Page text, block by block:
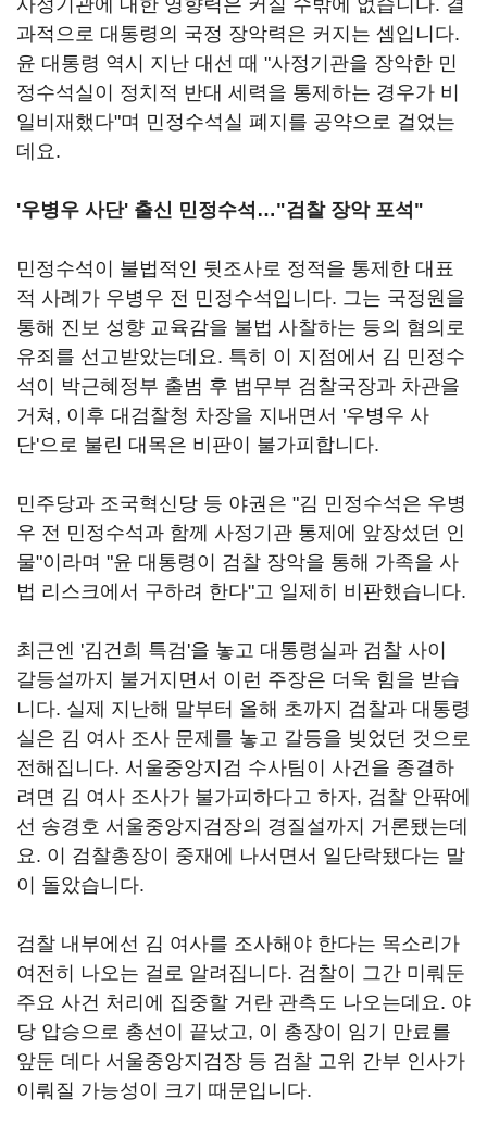
사정기관에 대한 영향력은 커질 수밖에 없습니다. 결
과적으로 대통령의 국정 장악력은 커지는 셈입니다.
윤 대통령 역시 지난 대선 때 "사정기관을 장악한 민
정수석실이 정치적 반대 세력을 통제하는 경우가 비
일비재했다"며 민정수석실 폐지를 공약으로 걸었는
데요.
'우병우 사단' 출신 민정수석…"검찰 장악 포석"
민정수석이 불법적인 뒷조사로 정적을 통제한 대표
적 사례가 우병우 전 민정수석입니다. 그는 국정원을
통해 진보 성향 교육감을 불법 사찰하는 등의 혐의로
유죄를 선고받았는데요. 특히 이 지점에서 김 민정수
석이 박근혜정부 출범 후 법무부 검찰국장과 차관을
거쳐, 이후 대검찰청 차장을 지내면서 '우병우 사
단'으로 불린 대목은 비판이 불가피합니다.
민주당과 조국혁신당 등 야권은 "김 민정수석은 우병
우 전 민정수석과 함께 사정기관 통제에 앞장섰던 인
물"이라며 "윤 대통령이 검찰 장악을 통해 가족을 사
법 리스크에서 구하려 한다"고 일제히 비판했습니다.
최근엔 '김건희 특검'을 놓고 대통령실과 검찰 사이
갈등설까지 불거지면서 이런 주장은 더욱 힘을 받습
니다. 실제 지난해 말부터 올해 초까지 검찰과 대통령
실은 김 여사 조사 문제를 놓고 갈등을 빚었던 것으로
전해집니다. 서울중앙지검 수사팀이 사건을 종결하
려면 김 여사 조사가 불가피하다고 하자, 검찰 안팎에
선 송경호 서울중앙지검장의 경질설까지 거론됐는데
요. 이 검찰총장이 중재에 나서면서 일단락됐다는 말
이 돌았습니다.
검찰 내부에선 김 여사를 조사해야 한다는 목소리가
여전히 나오는 걸로 알려집니다. 검찰이 그간 미뤄둔
주요 사건 처리에 집중할 거란 관측도 나오는데요. 야
당 압승으로 총선이 끝났고, 이 총장이 임기 만료를
앞둔 데다 서울중앙지검장 등 검찰 고위 간부 인사가
이뤄질 가능성이 크기 때문입니다.